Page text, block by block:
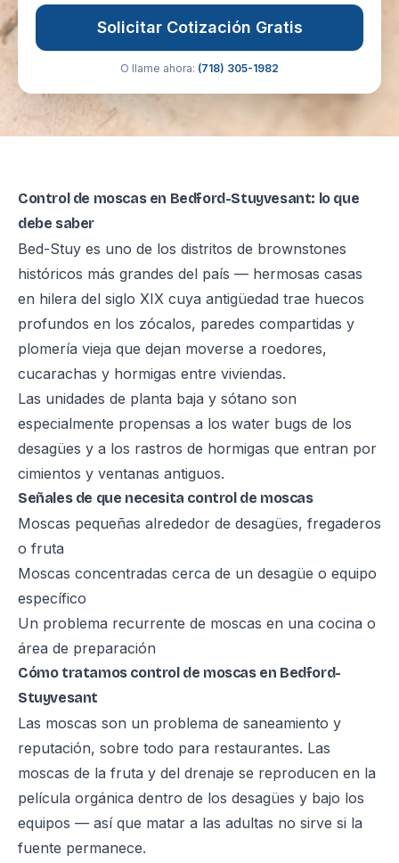
Solicitar Cotización Gratis
O llame ahora: (718) 305-1982
Control de moscas en Bedford-Stuyvesant: lo que
debe saber
Bed-Stuy es uno de los distritos de brownstones
históricos más grandes del país — hermosas casas
en hilera del siglo XIX cuya antigüedad trae huecos
profundos en los zócalos, paredes compartidas y
plomería vieja que dejan moverse a roedores,
cucarachas y hormigas entre viviendas.
Las unidades de planta baja y sótano son
especialmente propensas a los water bugs de los
desagües y a los rastros de hormigas que entran por
cimientos y ventanas antiguos.
Señales de que necesita control de moscas
Moscas pequeñas alrededor de desagües, fregaderos
o fruta
Moscas concentradas cerca de un desagüe o equipo
específico
Un problema recurrente de moscas en una cocina o
área de preparación
Cómo tratamos control de moscas en Bedford-
Stuyvesant
Las moscas son un problema de saneamiento y
reputación, sobre todo para restaurantes. Las
moscas de la fruta y del drenaje se reproducen en la
película orgánica dentro de los desagües y bajo los
equipos — así que matar a las adultas no sirve si la
fuente permanece.